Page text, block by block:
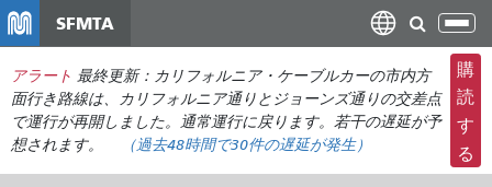
ン
コ
ン
テ
ン
SFMTA
ナ
ビ
ゲ
ー
シ
ョ
アラート 最終更新：カリフォルニア・ケーブルカーの市内方
面行き路線は、カリフォルニア通りとジョーンズ通りの交差点
で運行が再開しました。通常運行に戻ります。若干の遅延が予
想されます。
（過去48時間で30件の遅延が発生）
購
読
す
る